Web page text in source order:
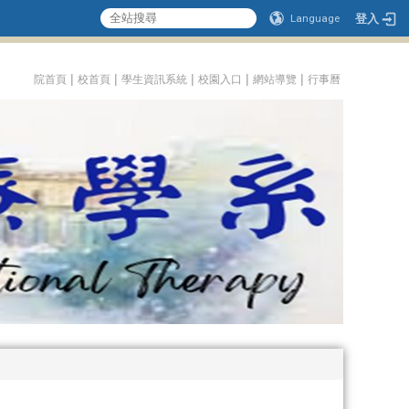
Language 登入
院首頁 | 校首頁 | 學生資訊系統 | 校園入口 | 網站導覽 | 行事曆